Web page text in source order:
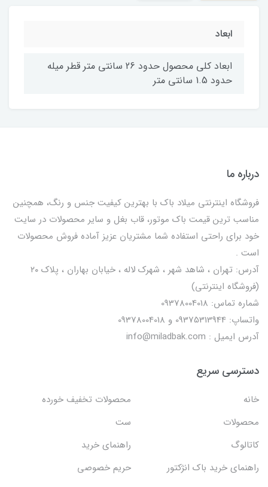
ابعاد
ابعاد کلی محصول حدود 26 سانتی متر قطر میله
حدود 1.5 سانتی متر
درباره ما
فروشگاه اینترنتی میلاد باک با بهترین کیفیت جنس و رنگ، همچنین
مناسب ترین قیمت باک موتور، قاب بغل و سایر محصولات در سایت
خود برای راحتی استفاده شما مشتریان عزیز آماده فروش محصولات
است .
آدرس: تهران ، شاهد شهر ، شهرک لاله ، خیابان بهاران ، پلاک ۲۰
(فروشگاه اینترنتی)
شماره تماس: 09378004018
واتساپ: 09375313944 و 09378004018
آدرس ایمیل : info@miladbak.com
دسترسی سریع
خانه
محصولات تخفیف خورده
محصولات
ست
کاتالوگ
راهنمای خرید
راهنمای خرید باک انژکتور
حریم خصوصی